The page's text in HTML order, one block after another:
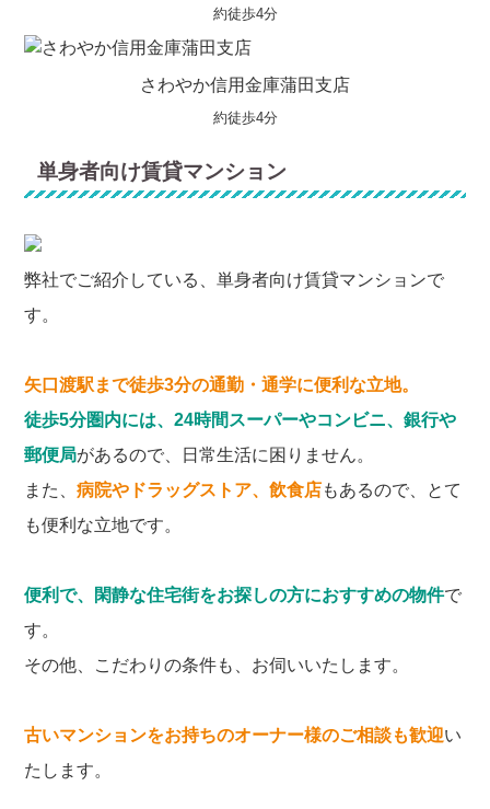
約徒歩4分
さわやか信用金庫蒲田支店
約徒歩4分
単身者向け賃貸マンション
弊社でご紹介している、単身者向け賃貸マンションで
す。
矢口渡駅まで徒歩3分の通勤・通学に便利な立地。
徒歩5分圏内には、24時間スーパーやコンビニ、銀行や
郵便局があるので、日常生活に困りません。
また、病院やドラッグストア、飲食店もあるので、とて
も便利な立地です。
便利で、閑静な住宅街をお探しの方におすすめの物件で
す。
その他、こだわりの条件も、お伺いいたします。
古いマンションをお持ちのオーナー様のご相談も歓迎い
たします。